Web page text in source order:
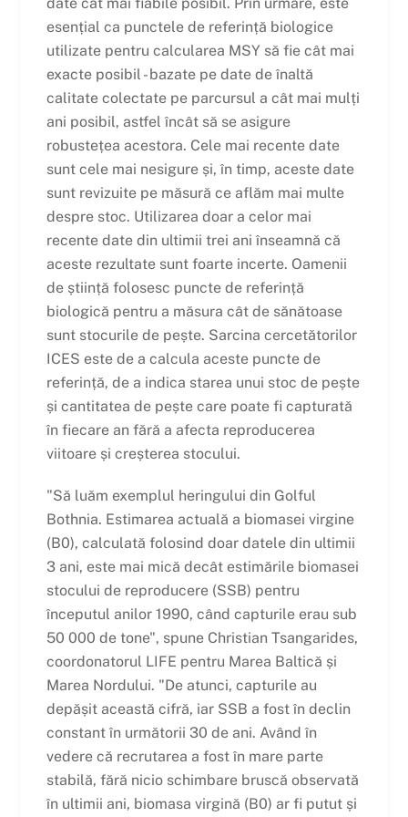
esențial ca punctele de referință biologice
utilizate pentru calcularea MSY să fie cât mai
exacte posibil - bazate pe date de înaltă
calitate colectate pe parcursul a cât mai mulți
ani posibil, astfel încât să se asigure
robustețea acestora. Cele mai recente date
sunt cele mai nesigure și, în timp, aceste date
sunt revizuite pe măsură ce aflăm mai multe
despre stoc. Utilizarea doar a celor mai
recente date din ultimii trei ani înseamnă că
aceste rezultate sunt foarte incerte. Oamenii
de știință folosesc puncte de referință
biologică pentru a măsura cât de sănătoase
sunt stocurile de pește. Sarcina cercetătorilor
ICES este de a calcula aceste puncte de
referință, de a indica starea unui stoc de pește
și cantitatea de pește care poate fi capturată
în fiecare an fără a afecta reproducerea
viitoare și creșterea stocului.
"Să luăm exemplul heringului din Golful
Bothnia. Estimarea actuală a biomasei virgine
(B0), calculată folosind doar datele din ultimii
3 ani, este mai mică decât estimările biomasei
stocului de reproducere (SSB) pentru
începutul anilor 1990, când capturile erau sub
50 000 de tone", spune Christian Tsangarides,
coordonatorul LIFE pentru Marea Baltică și
Marea Nordului. "De atunci, capturile au
depășit această cifră, iar SSB a fost în declin
constant în următorii 30 de ani. Având în
vedere că recrutarea a fost în mare parte
stabilă, fără nicio schimbare bruscă observată
în ultimii ani, biomasa virgină (B0) ar fi putut și